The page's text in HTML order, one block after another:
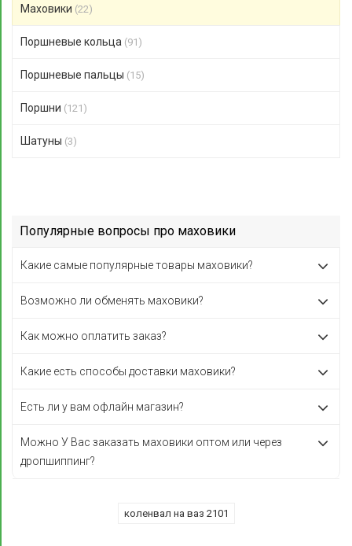
Маховики (22)
Поршневые кольца (91)
Поршневые пальцы (15)
Поршни (121)
Шатуны (3)
Популярные вопросы про маховики
Какие самые популярные товары маховики?
Возможно ли обменять маховики?
Как можно оплатить заказ?
Какие есть способы доставки маховики?
Есть ли у вам офлайн магазин?
Можно У Вас заказать маховики оптом или через
дропшиппинг?
коленвал на ваз 2101